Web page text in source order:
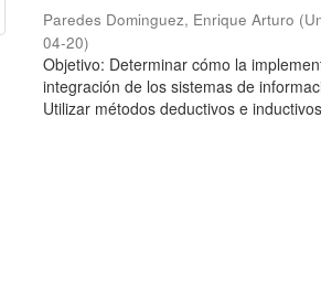
Paredes Dominguez, Enrique Arturo (
04-20)
Objetivo: Determinar cómo la
integración de los sistemas de
Utilizar métodos deductivos e